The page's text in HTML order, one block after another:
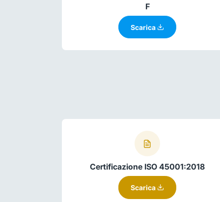
F
Scarica
Certificazione ISO 45001:2018
Scarica